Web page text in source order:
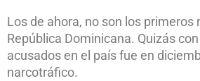
Los de ahora, no son los primeros
República Dominicana. Quizás
acusados en el país fue en
narcotráfico.